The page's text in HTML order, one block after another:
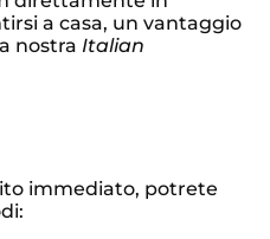
a casa, un vantaggio
nostra Italian
immediato, potrete